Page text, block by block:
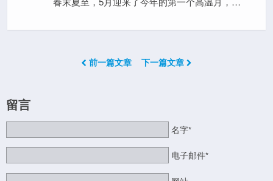
前一篇文章 下一篇文章
留言
名字*
电子邮件*